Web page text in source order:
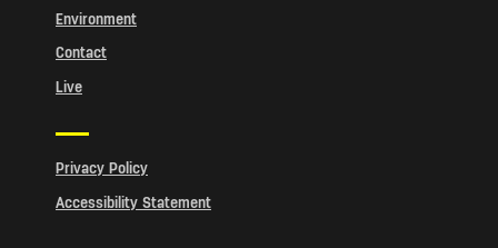
Environment
Contact
Live
Privacy Policy
Accessibility Statement